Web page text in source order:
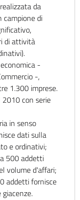
da
campione di
di attività
-
-,
1.300 imprese.
con serie
in senso
dati sulla
e ordinativi;
500 addetti
volume d'affari;
addetti fornisce